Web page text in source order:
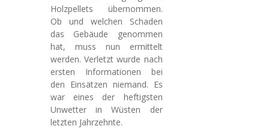
Holzpellets übernommen.
Ob und welchen Schaden
das Gebäude genommen
hat, muss nun ermittelt
werden. Verletzt wurde nach
ersten Informationen bei
den Einsätzen niemand. Es
war eines der heftigsten
Unwetter in Wüsten der
letzten Jahrzehnte.